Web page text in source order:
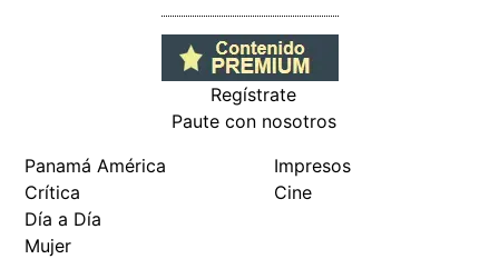
Regístrate
Paute con nosotros
Panamá América
Crítica
Día a Día
Mujer
Impresos
Cine